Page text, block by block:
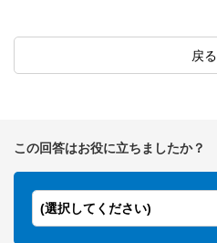
戻る
この回答はお役に立ちましたか？
(選択してください)